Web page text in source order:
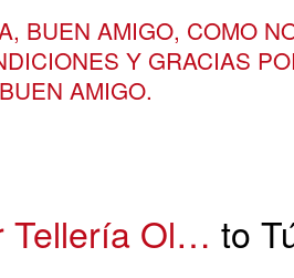
BUEN AMIGO, COMO
Y GRACIAS
AMIGO.
Tellería Ol… to